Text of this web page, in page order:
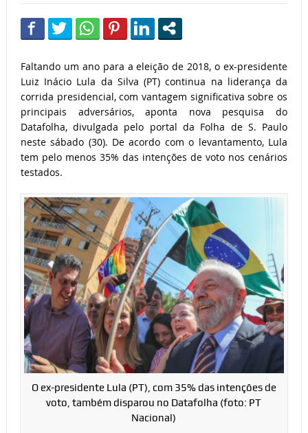
Faltando um ano para a eleição de 2018, o ex-presidente
Luiz Inácio Lula da Silva (PT) continua na liderança da
corrida presidencial, com vantagem significativa sobre os
principais adversários, aponta nova pesquisa do
Datafolha, divulgada pelo portal da Folha de S. Paulo
neste sábado (30). De acordo com o levantamento, Lula
tem pelo menos 35% das intenções de voto nos cenários
testados.
O ex-presidente Lula (PT), com 35% das intenções de
voto, também disparou no Datafolha (foto: PT
Nacional)